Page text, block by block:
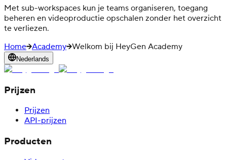
Met sub-workspaces kun je teams organiseren, toegang
beheren en videoproductie opschalen zonder het overzicht
te verliezen.
Home Academy Welkom bij HeyGen Academy
Nederlands
Prijzen
Prijzen
API-prijzen
Producten